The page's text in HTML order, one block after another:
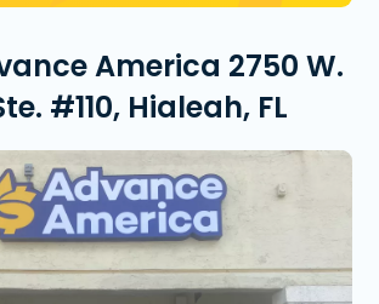
America 2750 W.
#110, Hialeah, FL